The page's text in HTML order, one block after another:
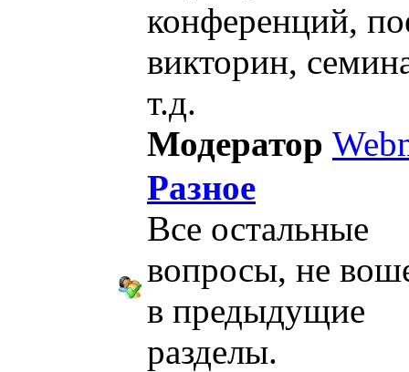
конференций,
викторин,
т.д.
Модератор
Разное
Все остальные
вопросы, не
в предыдущие
разделы.